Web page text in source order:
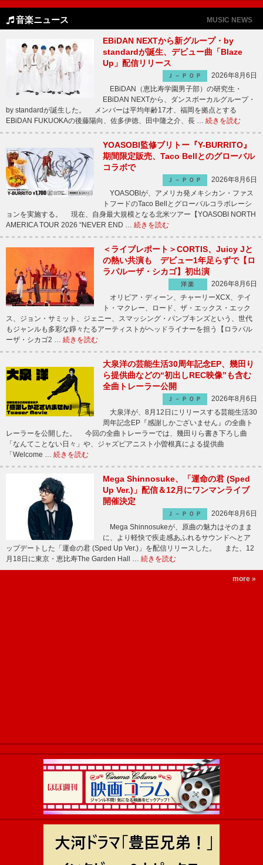
音楽ニュース MUSIC NEWS
EBiDAN NEXTから新グループ・by
standardが誕生、デビュー曲「Blaze
Up」配信リリース
Ｊ－ＰＯＰ
2026年8月6日
EBiDAN（恵比寿学園男子部）の研究生・
EBiDAN NEXTから、ダンスボーカルグループ・
by standardが誕生した。 メンバーは平均年齢17才、福岡を拠点とする
EBiDAN FUKUOKAの後藤陽向、佐多伊徳、田中隆之介、長 … 続きを読む
YOASOBI監修ブリトー『Y-BURRITO』
期間限定販売、Taco Bellとのグローバル
コラボで
Ｊ－ＰＯＰ
2026年8月6日
YOASOBIが、アメリカ発メキシカン・ファス
トフードのTaco Bellとグローバルコラボレーシ
ョンを実施する。 現在、自身最大規模となる北米ツアー【YOASOBI NORTH
AMERICA TOUR 2026 “NEVER END … 続きを読む
＜ライブレポート＞CORTIS、Juicy Jと
の熱い共演も デビュー1年足らずで【ロ
ラパルーザ・シカゴ】初出演
洋楽
2026年8月6日
オリビア・ディーン、チャーリーXCX、テイ
ト・マクレー、ロード、ザ・エックス・エック
ス、ジョン・サミット、ジェニー、スマッシング・パンプキンズという、世代
もジャンルも多彩な錚々たるアーティストがヘッドライナーを担う【ロラパル
ーザ・シカゴ2 … 続きを読む
大泉洋の芸能生活30周年記念EP、幾田り
ら提供曲などの“初出しREC映像”も含む
全曲トレーラー公開
Ｊ－ＰＯＰ
2026年8月6日
大泉洋が、8月12日にリリースする芸能生活30
周年記念EP『感謝しかございません』の全曲ト
レーラーを公開した。 今回の全曲トレーラーでは、幾田りら書き下ろし曲
「なんてことない日々」や、ジャズピアニスト小曽根真による提供曲
「Welcome … 続きを読む
Mega Shinnosuke、「運命の君 (Sped
Up Ver.)」配信＆12月にワンマンライブ
開催決定
Ｊ－ＰＯＰ
2026年8月6日
Mega Shinnosukeが、原曲の魅力はそのまま
に、より軽快で疾走感あふれるサウンドへとア
ップデートした「運命の君 (Sped Up Ver.)」を配信リリースした。 また、12
月18日に東京・恵比寿The Garden Hall … 続きを読む
more »